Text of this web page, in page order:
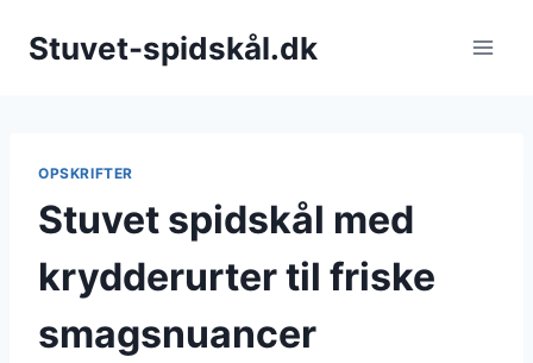
Stuvet-spidskål.dk
OPSKRIFTER
Stuvet spidskål med
krydderurter til friske
smagsnuancer